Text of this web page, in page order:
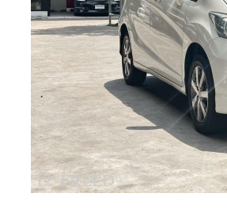
12' FREED